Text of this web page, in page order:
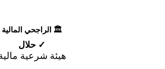
🏛️ الراجحي المالية
✓ حلال
هيئة شرعية مالية